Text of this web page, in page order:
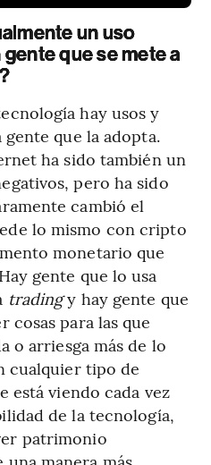
un uso
que se mete a
hay usos y
que la adopta.
ha sido también un
pero ha sido
cambió el
lo mismo con cripto
monetario que
gente que lo usa
tradingy hay gente que
cosas para las que
o arriesga más de lo
cualquier tipo de
está viendo cada vez
de la tecnología,
patrimonio